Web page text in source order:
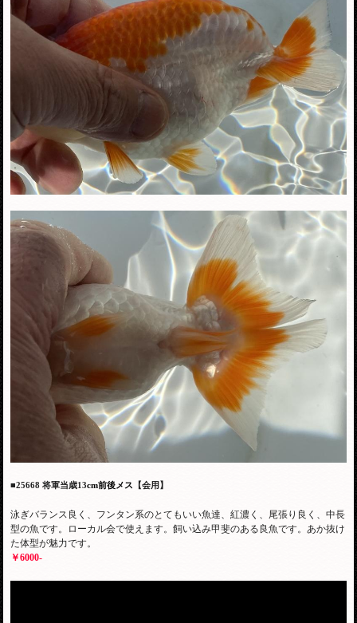
■25668 将軍当歳13cm前後メス 【会用】
泳ぎバランス良く、フンタン系のとてもいい魚達、紅濃く、尾張り良く、中長
型の魚です。ローカル会で使えます。飼い込み甲斐のある良魚です。あか抜け
た体型が魅力です。
￥6000-